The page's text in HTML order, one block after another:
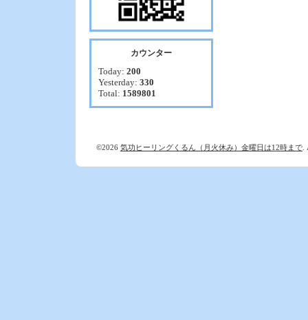
カウンター
Today: 200
Yesterday: 330
Total: 1589801
©2026 気功ヒーリングくるん（月火休み）金曜日は12時まで